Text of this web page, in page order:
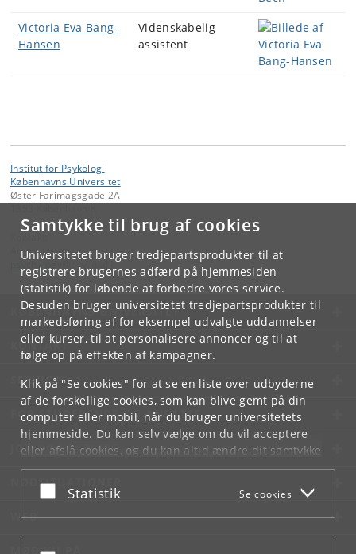
Samtykke til brug af cookies
Universitetet bruger tredjepartsprodukter til at
registrere brugernes adfærd på hjemmesiden
(statistik) for løbende at forbedre vores service.
Desuden bruger universitetet tredjepartsprodukter til
markedsføring af for eksempel udvalgte uddannelser
eller kurser, til at personalisere annoncer og til at
følge op på effekten af kampagner.
Klik på "Se cookies" for at se en liste over udbyderne
af de forskellige cookies, som kan blive gemt på din
computer eller mobil, når du bruger universitetets
hjemmeside. Du kan selv vælge om du vil acceptere
eller afslå cookies, og du kan altid ændre dit samtykke
underCookie- og privatlivspolitiksom du finder i
bunden af hver side.
Acceptér eller afslå
Statistik Se cookies
Victoria Eva Bang-
Hansen
Videnskabelig
assistent
Institut for Psykologi
Københavns Universitet
Øster Farimagsgade 2A
Administration
KØBENHAVNS UNIVERSITET
KONTAKT
SERVICES
FOR STUDERENDE OG ANSATTE
JOB OG KARRIERE
NØDSITUATIONER
WEB
MØD KU PÅ